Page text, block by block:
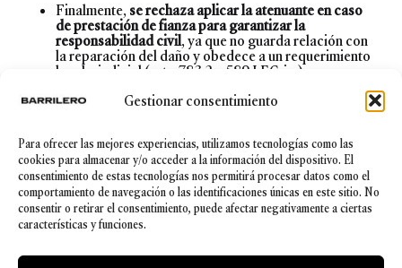
Gestionar consentimiento
Para ofrecer las mejores experiencias, utilizamos tecnologías como las
cookies para almacenar y/o acceder a la información del dispositivo. El
consentimiento de estas tecnologías nos permitirá procesar datos como el
comportamiento de navegación o las identificaciones únicas en este sitio. No
consentir o retirar el consentimiento, puede afectar negativamente a ciertas
características y funciones.
Finalmente, se rechaza aplicar la atenuante en caso
de prestación de fianza para garantizar la
responsabilidad civil, ya que no guarda relación con
la reparación del daño y obedece a un requerimiento
legal y judicial (arts. 783.2 y 589 LECrim).
Por tanto, sólo el depósito hecho por el acusado
incondicional e irrevocableproduce eficacia
atenuatoria, independientemente de que ésta
renuncie a la cantidad ofrecida -pues la
aplicación de la atenuante no es disponible por la
víctima-. La insistencia del TS en objetivizar esta
atenuante cohonesta la necesidad de ofrecer
seguridad jurídica, garantizada por la